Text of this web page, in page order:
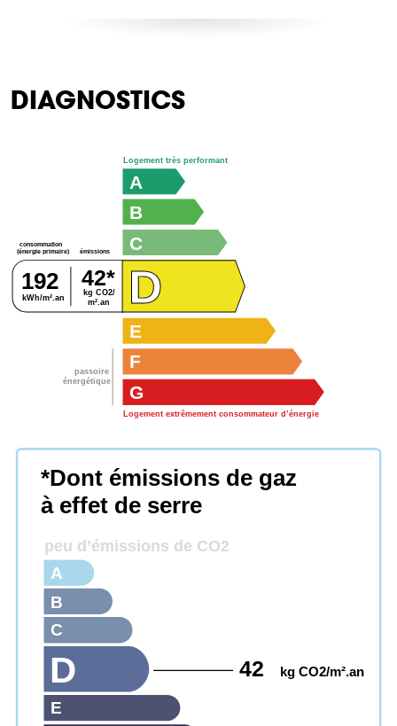
DIAGNOSTICS
passoire
énergétique
consommation
(énergie primaire) émissions
kg CO2/
m².an
kWh/m².an
192 42*
G
Logement extrêmement consommateur d’énergie
F
E
D
C
B
A
Logement très performant
*Dont émissions de gaz
à effet de serre
peu d’émissions de CO2
E
D 42 kg CO2/m².an
C
B
A